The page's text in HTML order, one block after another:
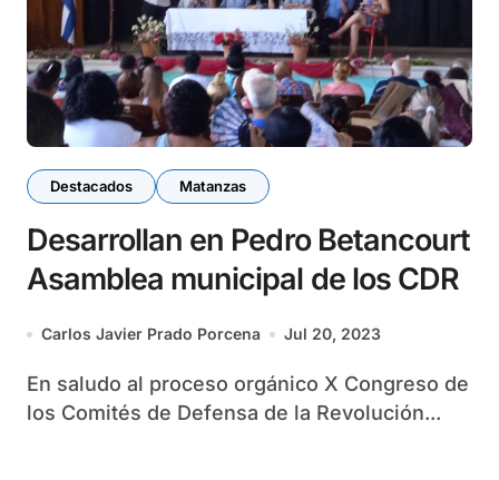
Destacados Matanzas
Desarrollan en Pedro Betancourt
Asamblea municipal de los CDR
Carlos Javier Prado Porcena Jul 20, 2023
En saludo al proceso orgánico X Congreso de
los Comités de Defensa de la Revolución...